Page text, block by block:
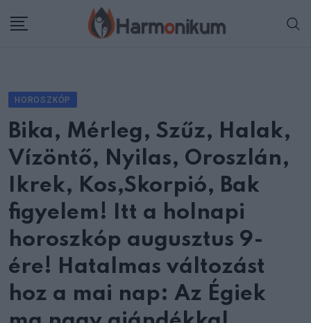
HOROSZKÓP
Bika, Mérleg, Szűz, Halak,
Vízöntő, Nyilas, Oroszlán,
Ikrek, Kos,Skorpió, Bak
figyelem! Itt a holnapi
horoszkóp augusztus 9-
ére! Hatalmas változást
hoz a mai nap: Az Égiek